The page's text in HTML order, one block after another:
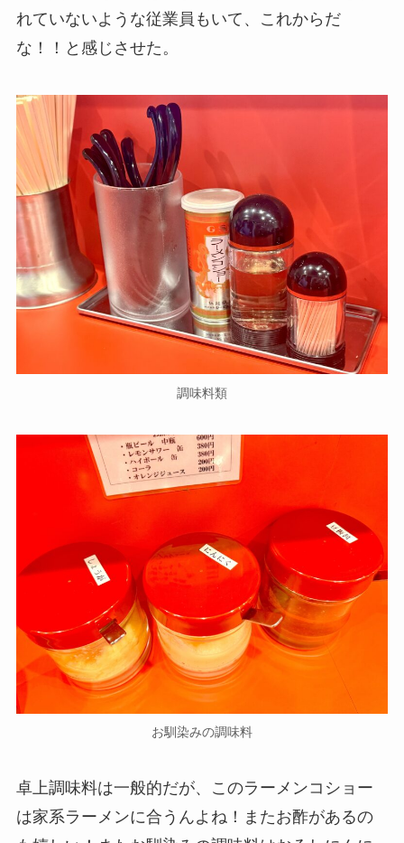
れていないような従業員もいて、これからだ
な！！と感じさせた。
調味料類
お馴染みの調味料
卓上調味料は一般的だが、このラーメンコショー
は家系ラーメンに合うんよね！またお酢があるの